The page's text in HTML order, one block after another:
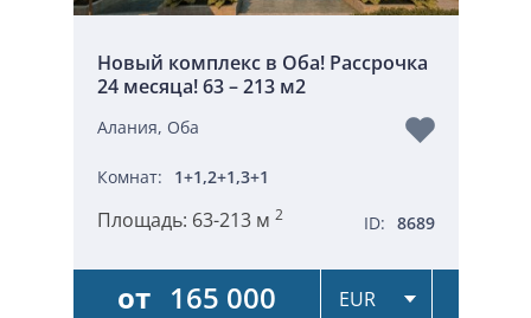
Новый комплекс в Оба! Рассрочка
24 месяца! 63 – 213 м2
Алания, Оба
Комнат: 1+1,2+1,3+1
Площадь: 63-213 м 2 ID: 8689
от 165 000